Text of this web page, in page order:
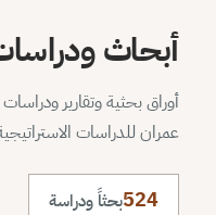
أبحاث
أوراق بحثية وتقارير
عمران للدراسات
524بحثاً ودراسة